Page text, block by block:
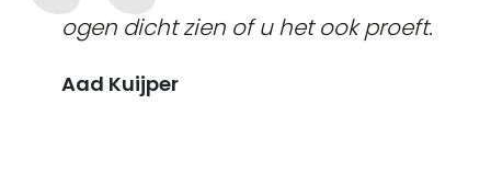
ogen dicht zien of u het ook proeft.
Aad Kuijper